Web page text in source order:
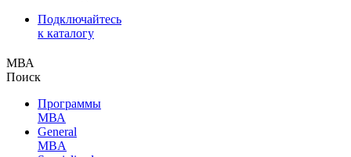
Подключайтесь
к каталогу
МВА
Поиск
Программы
МВА
General
MBA